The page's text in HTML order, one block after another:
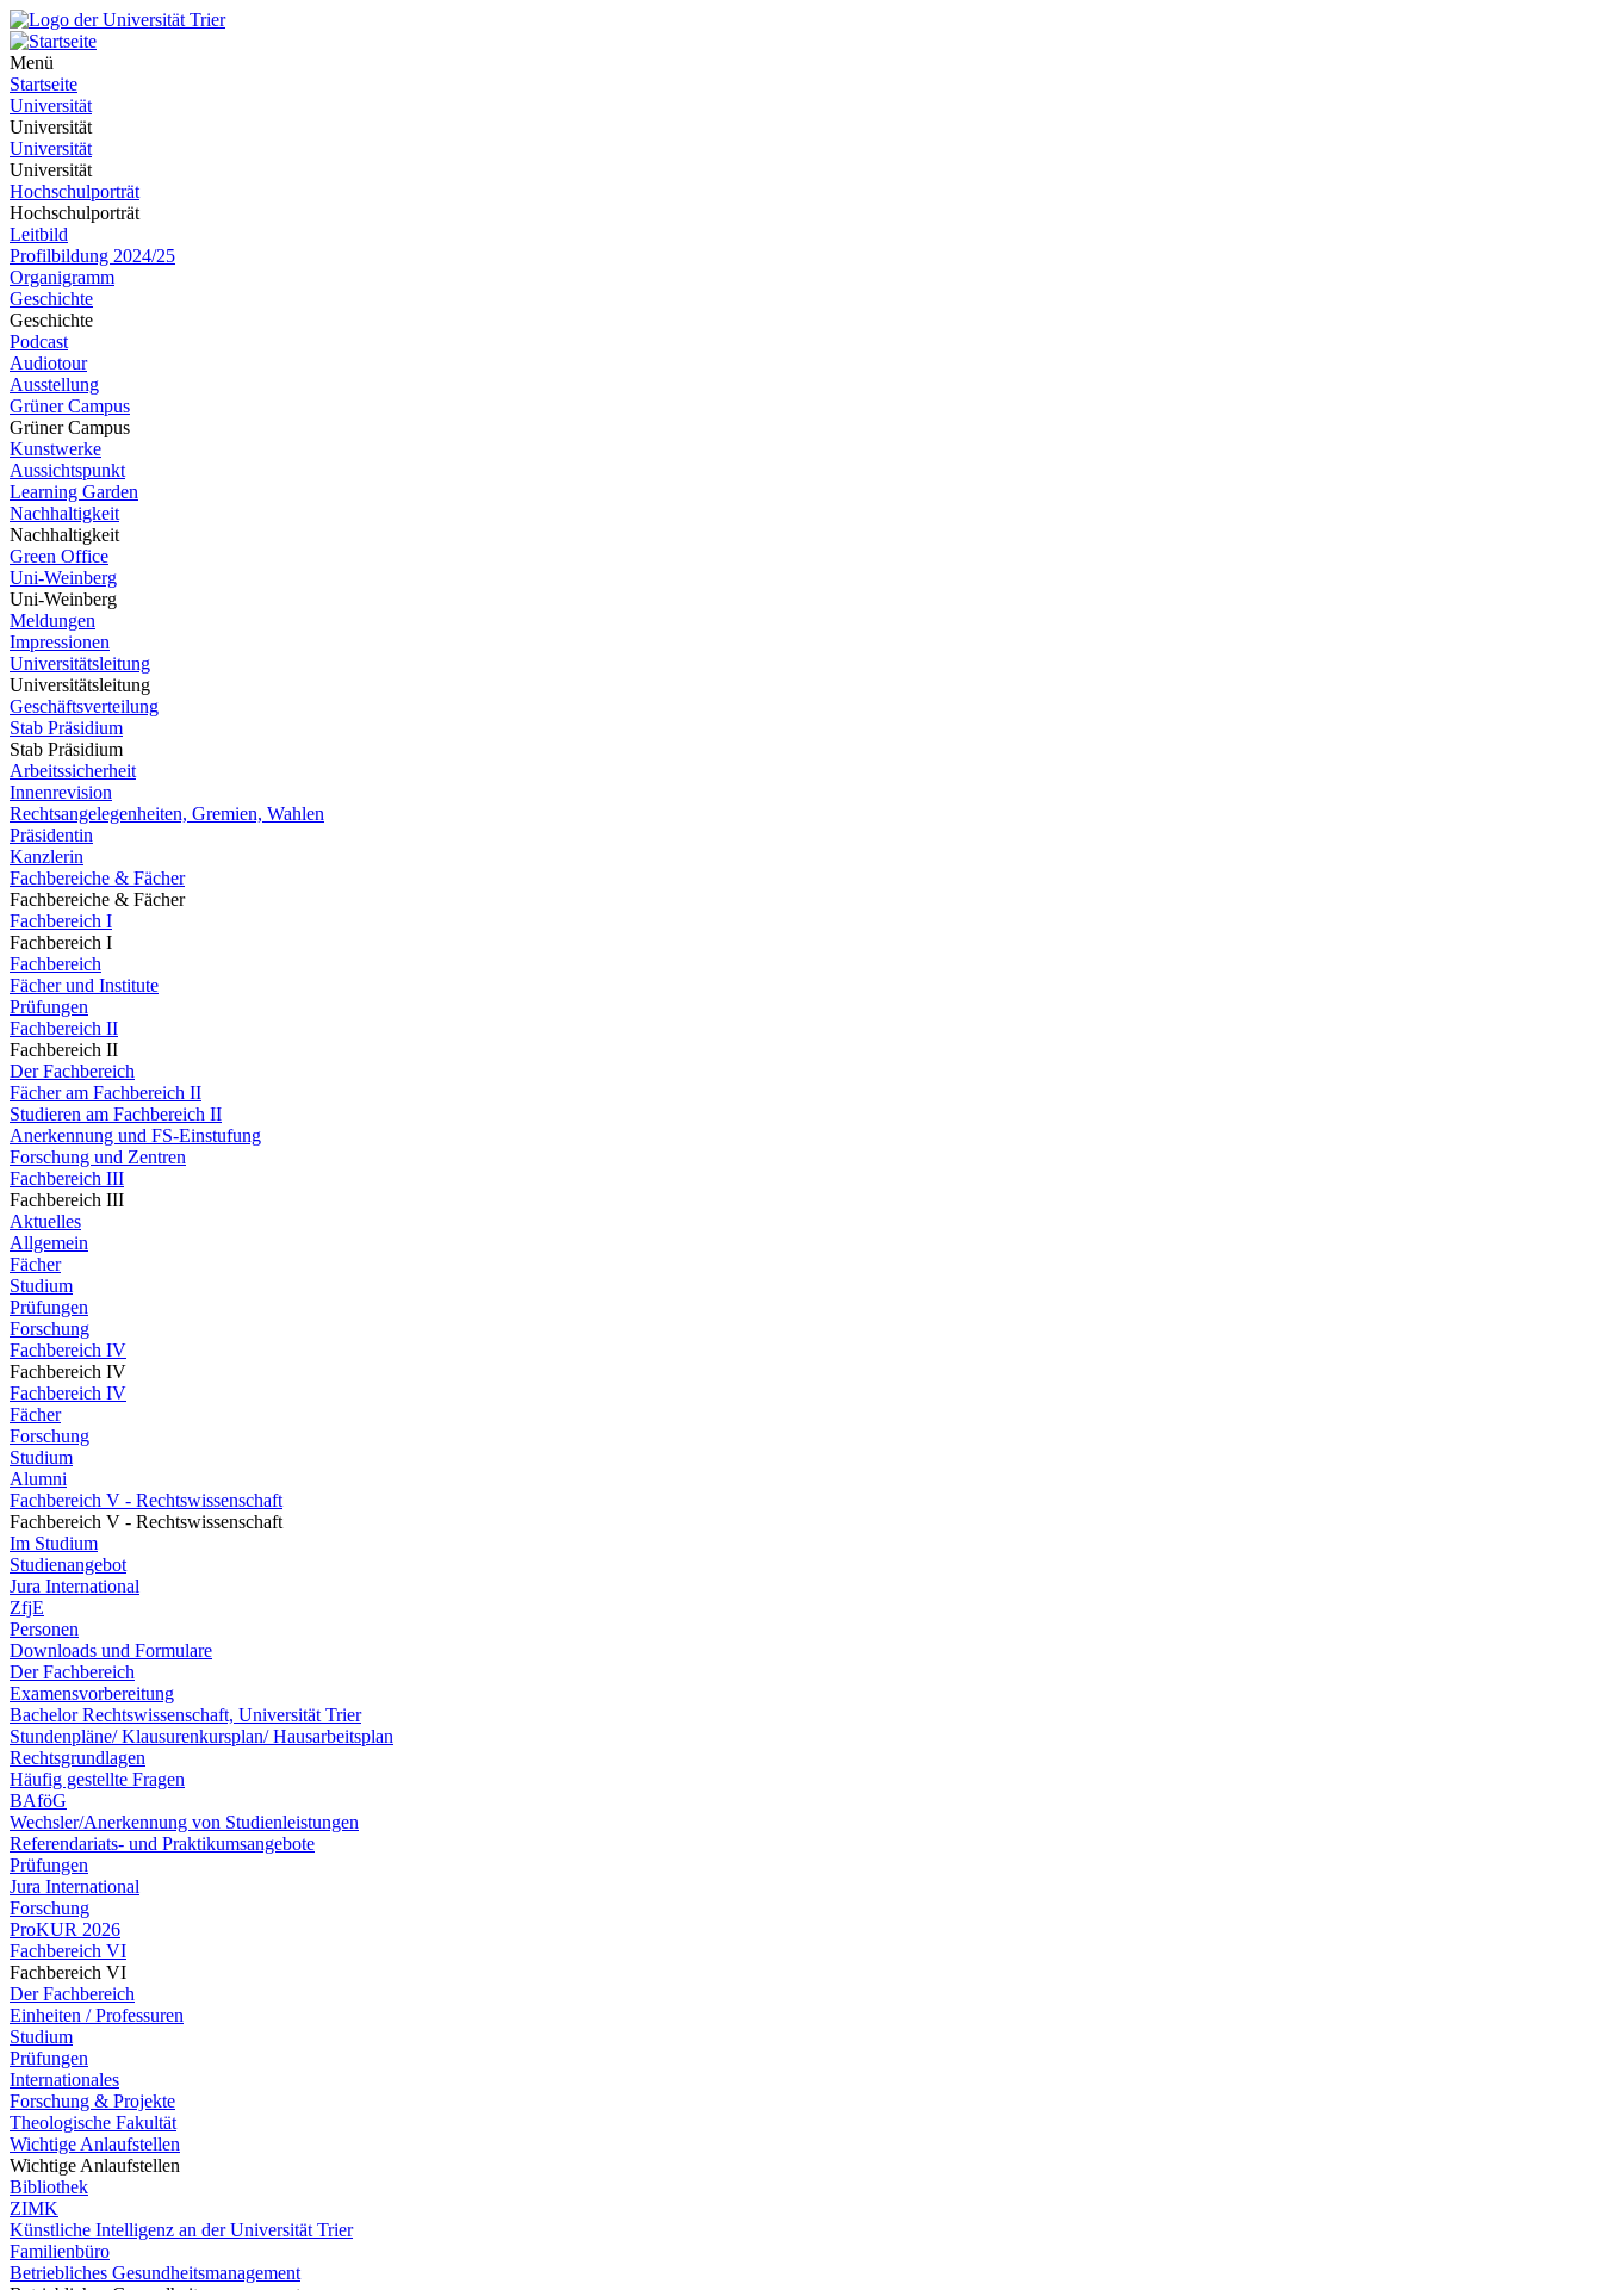
Menü
Startseite
Universität
Universität
Universität
Universität
Hochschulporträt
Hochschulporträt
Leitbild
Profilbildung 2024/25
Organigramm
Geschichte
Geschichte
Podcast
Audiotour
Ausstellung
Grüner Campus
Grüner Campus
Kunstwerke
Aussichtspunkt
Learning Garden
Nachhaltigkeit
Nachhaltigkeit
Green Office
Uni-Weinberg
Uni-Weinberg
Meldungen
Impressionen
Universitätsleitung
Universitätsleitung
Geschäftsverteilung
Stab Präsidium
Stab Präsidium
Arbeitssicherheit
Innenrevision
Rechtsangelegenheiten, Gremien, Wahlen
Präsidentin
Kanzlerin
Fachbereiche & Fächer
Fachbereiche & Fächer
Fachbereich I
Fachbereich I
Fachbereich
Fächer und Institute
Prüfungen
Fachbereich II
Fachbereich II
Der Fachbereich
Fächer am Fachbereich II
Studieren am Fachbereich II
Anerkennung und FS-Einstufung
Forschung und Zentren
Fachbereich III
Fachbereich III
Aktuelles
Allgemein
Fächer
Studium
Prüfungen
Forschung
Fachbereich IV
Fachbereich IV
Fachbereich IV
Fächer
Forschung
Studium
Alumni
Fachbereich V - Rechtswissenschaft
Fachbereich V - Rechtswissenschaft
Im Studium
Studienangebot
Jura International
ZfjE
Personen
Downloads und Formulare
Der Fachbereich
Examensvorbereitung
Bachelor Rechtswissenschaft, Universität Trier
Stundenpläne/ Klausurenkursplan/ Hausarbeitsplan
Rechtsgrundlagen
Häufig gestellte Fragen
BAföG
Wechsler/Anerkennung von Studienleistungen
Referendariats- und Praktikumsangebote
Prüfungen
Jura International
Forschung
ProKUR 2026
Fachbereich VI
Fachbereich VI
Der Fachbereich
Einheiten / Professuren
Studium
Prüfungen
Internationales
Forschung & Projekte
Theologische Fakultät
Wichtige Anlaufstellen
Wichtige Anlaufstellen
Bibliothek
ZIMK
Künstliche Intelligenz an der Universität Trier
Familienbüro
Betriebliches Gesundheitsmanagement